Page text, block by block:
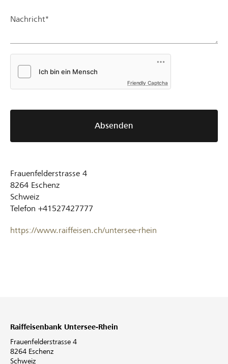
Nachricht*
Friendly Captcha
Absenden
Frauenfelderstrasse 4
8264 Eschenz
Schweiz
Telefon +41527427777
https://www.raiffeisen.ch/untersee-rhein
Raiffeisenbank Untersee-Rhein
Frauenfelderstrasse 4
8264 Eschenz
Schweiz